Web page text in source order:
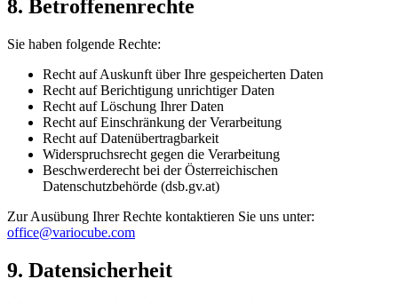
8. Betroffenenrechte
Sie haben folgende Rechte:
Recht auf Auskunft über Ihre gespeicherten Daten
Recht auf Berichtigung unrichtiger Daten
Recht auf Löschung Ihrer Daten
Recht auf Einschränkung der Verarbeitung
Recht auf Datenübertragbarkeit
Widerspruchsrecht gegen die Verarbeitung
Beschwerderecht bei der Österreichischen
Datenschutzbehörde (dsb.gv.at)
Zur Ausübung Ihrer Rechte kontaktieren Sie uns unter:
office@variocube.com
9. Datensicherheit